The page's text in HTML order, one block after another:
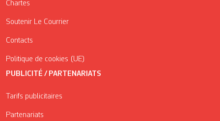
Chartes
Soutenir Le Courrier
Contacts
Politique de cookies (UE)
PUBLICITÉ / PARTENARIATS
Tarifs publicitaires
Partenariats